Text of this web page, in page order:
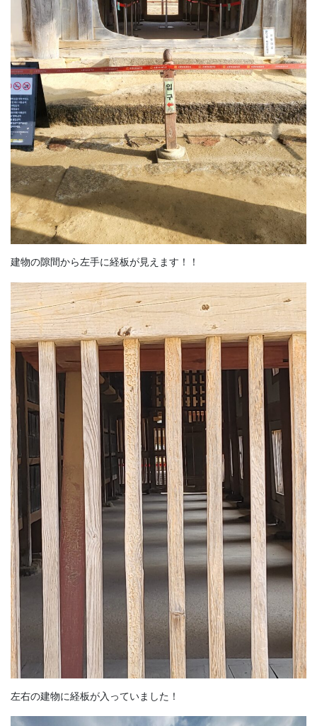
建物の隙間から左手に経板が見えます！！
左右の建物に経板が入っていました！